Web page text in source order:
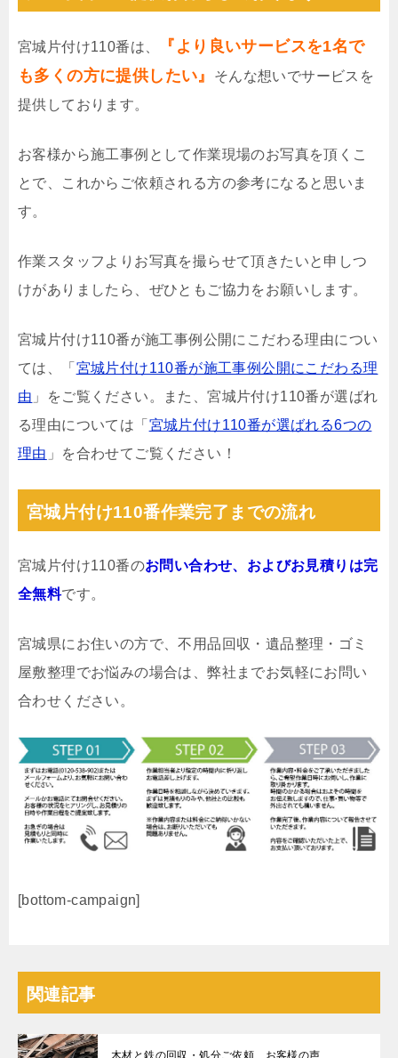
宮城片付け110番は、
『より良いサービスを1名で
も多くの方に提供したい』
そんな想いでサービスを
提供しております。
お客様から施工事例として作業現場のお写真を頂くこ
とで、これからご依頼される方の参考になると思いま
す。
作業スタッフよりお写真を撮らせて頂きたいと申しつ
けがありましたら、ぜひともご協力をお願いします。
宮城片付け110番が施工事例公開にこだわる理由につい
ては、「 宮城片付け110番が施工事例公開にこだわる理
由 」をご覧ください。また、宮城片付け110番が選ばれ
る理由については「 宮城片付け110番が選ばれる6つの
理由 」を合わせてご覧ください！
宮城片付け110番作業完了までの流れ
宮城片付け110番のお問い合わせ、およびお見積りは完
全無料です。
宮城県にお住いの方で、不用品回収・遺品整理・ゴミ
屋敷整理でお悩みの場合は、弊社までお気軽にお問い
合わせください。
[bottom-campaign]
関連記事